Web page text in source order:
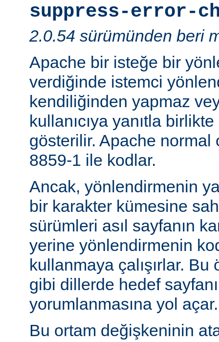
suppress-error-
2.0.54 sürümünden beri
Apache bir isteğe bir
verdiğinde istemci
kendiliğinden yapmaz
kullanıcıya yanıtla
gösterilir. Apache normal
8859-1 ile kodlar.
Ancak, yönlendirmenin
bir karakter kümesine
sürümleri asıl sayfanın
yerine yönlendirmenin
kullanmaya çalışırlar.
gibi dillerde hedef
yorumlanmasına yol açar.
Bu ortam değişkeninin